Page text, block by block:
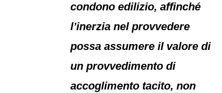
condono edilizio, affinché
l’inerzia nel provvedere
possa assumere il valore di
un provvedimento di
accoglimento tacito, non